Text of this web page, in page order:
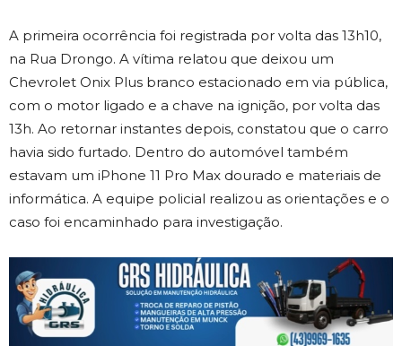
A primeira ocorrência foi registrada por volta das 13h10,
na Rua Drongo. A vítima relatou que deixou um
Chevrolet Onix Plus branco estacionado em via pública,
com o motor ligado e a chave na ignição, por volta das
13h. Ao retornar instantes depois, constatou que o carro
havia sido furtado. Dentro do automóvel também
estavam um iPhone 11 Pro Max dourado e materiais de
informática. A equipe policial realizou as orientações e o
caso foi encaminhado para investigação.